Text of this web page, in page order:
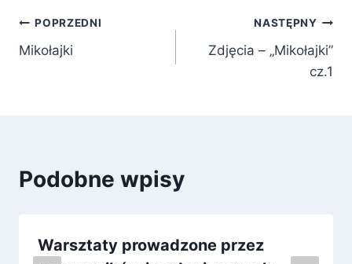
Nawigacja
wpisu
POPRZEDNI
Mikołajki
NASTĘPNY
Zdjęcia – „Mikołajki”
cz.1
Podobne wpisy
Warsztaty prowadzone przez